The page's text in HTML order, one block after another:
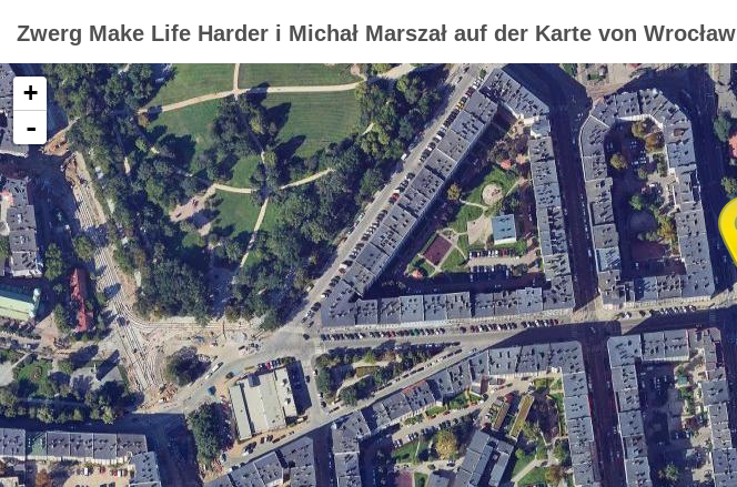
Zwerg Make Life Harder i Michał Marszał auf der Karte von Wrocław
+
-